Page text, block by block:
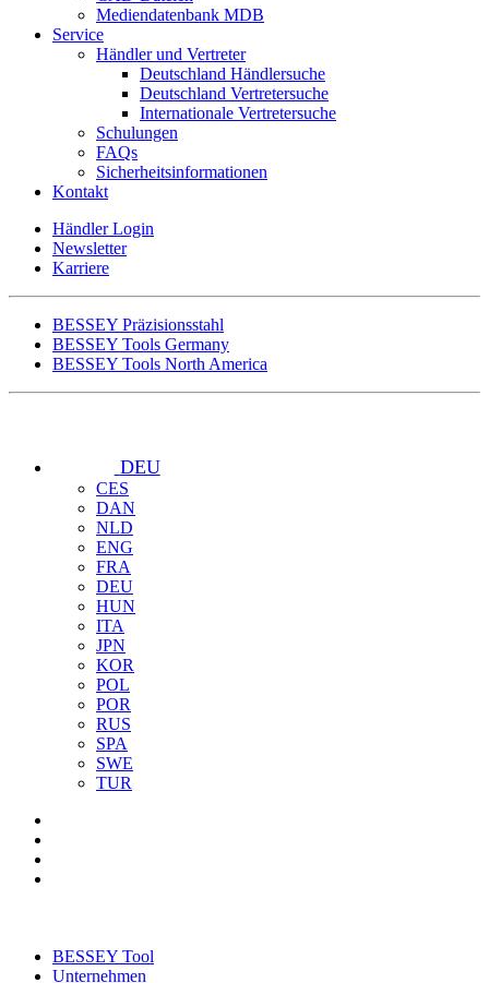
Mediendatenbank MDB
Service
Händler und Vertreter
Deutschland Händlersuche
Deutschland Vertretersuche
Internationale Vertretersuche
Schulungen
FAQs
Sicherheitsinformationen
Kontakt
Händler Login
Newsletter
Karriere
BESSEY Präzisionsstahl
BESSEY Tools Germany
BESSEY Tools North America
DEU
CES
DAN
NLD
ENG
FRA
DEU
HUN
ITA
JPN
KOR
POL
POR
RUS
SPA
SWE
TUR
BESSEY Tool
Unternehmen